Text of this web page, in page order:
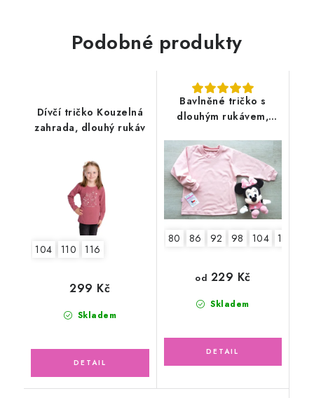
Podobné produkty
Dívčí tričko Kouzelná
zahrada, dlouhý rukáv
104 110 116
Skladem
299 Kč
Bavlněné tričko s
dlouhým rukávem,
80 86 92 98 104 110
Skladem
od 229 Kč